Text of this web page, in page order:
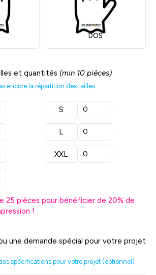
DOS
et quantités (min 10 pièces)
encore la répartition des tailles
S
L
XXL
25 pièces pour bénéficier de 20% de
!
une demande spécial pour votre projet
spécifications pour votre projet (optionnel)